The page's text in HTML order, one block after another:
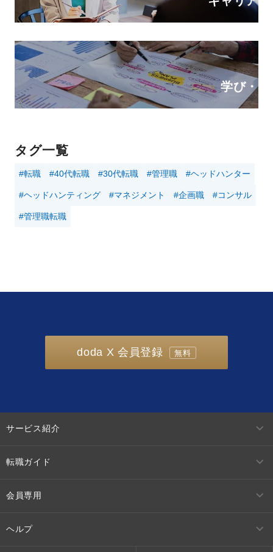
学び・
タグ一覧
#転職 #40代転職 #30代転職 #管理職 #ヘッドハンター
#ヘッドハンティング #マネジメント #企画職 #コンサル
#管理職転職
doda X 会員登録 無料
サービス紹介
転職ガイド
会員専用
ヘルプ